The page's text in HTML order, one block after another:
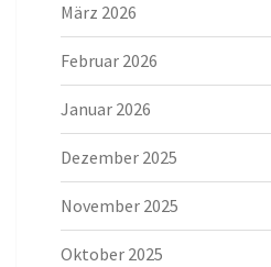
März 2026
Februar 2026
Januar 2026
Dezember 2025
November 2025
Oktober 2025